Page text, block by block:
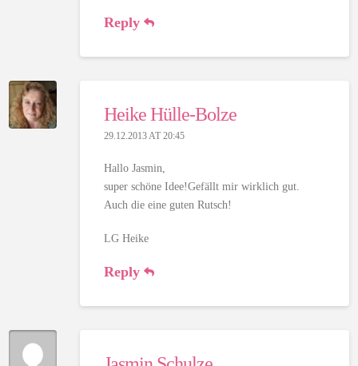
Reply
Heike Hülle-Bolze
29.12.2013 AT 20:45
Hallo Jasmin,
super schöne Idee!Gefällt mir wirklich gut.
Auch die eine guten Rutsch!
LG Heike
Reply